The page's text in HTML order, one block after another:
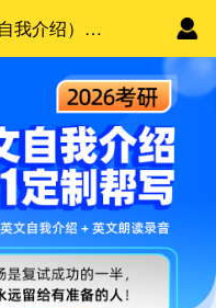
26考研复试（中英文自我介绍）1对1定制帮写